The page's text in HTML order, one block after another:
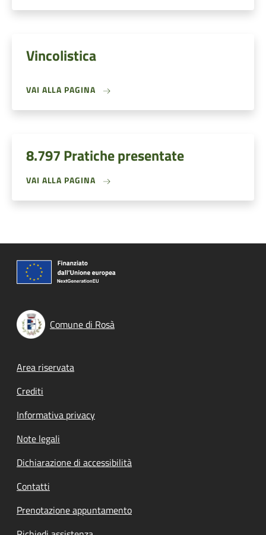
Vincolistica
VAI ALLA PAGINA
8.797 Pratiche presentate
VAI ALLA PAGINA
Comune di Rosà
Footer menu
Area riservata
Crediti
Informativa privacy
Note legali
Dichiarazione di accessibilità
Contatti
Prenotazione appuntamento